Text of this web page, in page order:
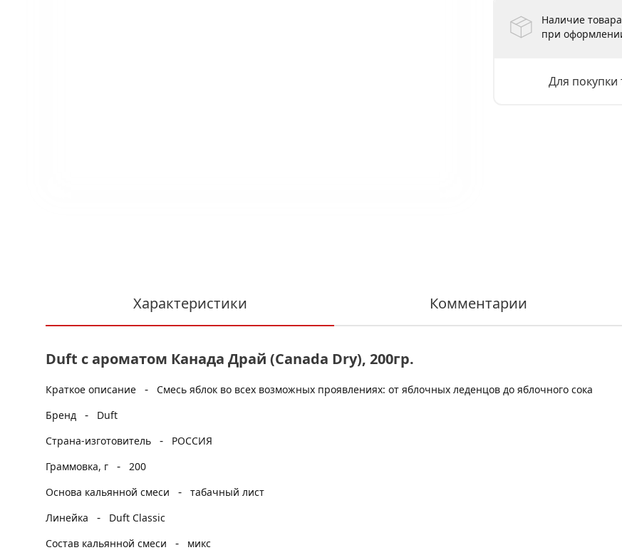
Наличие
при
Для
Характеристики Комментарии
Duft с ароматом Канада Драй (Canada Dry), 200гр.
Краткое описание -
Смесь яблок во всех возможных проявлениях: от яблочных леденцов до яблочного сока
Бренд
-
Duft
Страна-изготовитель
-
РОССИЯ
Граммовка, г
- 200
Основа кальянной смеси
- табачный лист
Линейка
-
Duft Classic
Состав кальянной смеси
-
микс